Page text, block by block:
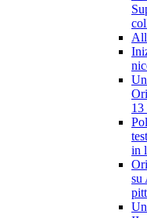
13
in
su